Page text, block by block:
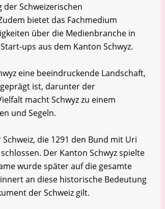
Schweizerischen
bietet das Fachmedium
über die Medienbranche in
ups aus dem Kanton Schwyz.
eine beeindruckende Landschaft,
ist, darunter der
macht Schwyz zu einem
und Segeln.
die 1291 den Bund mit Uri
Der Kanton Schwyz spielte
wurde später auf die gesamte
an diese historische Bedeutung
der Schweiz gilt.